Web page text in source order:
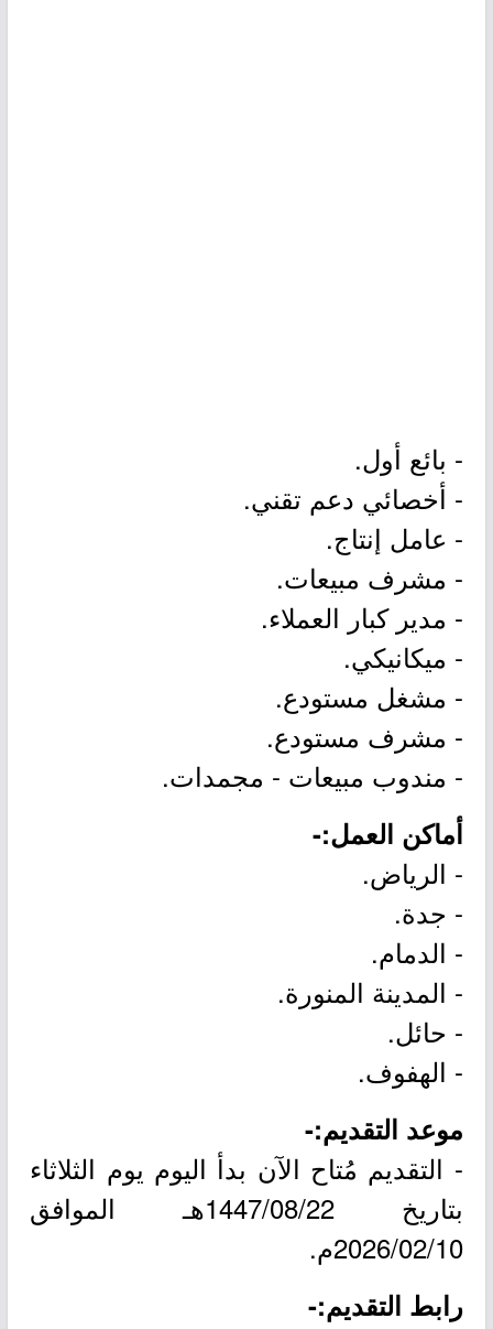
- بائع أول.
- أخصائي دعم تقني.
- عامل إنتاج.
- مشرف مبيعات.
- مدير كبار العملاء.
- ميكانيكي.
- مشغل مستودع.
- مشرف مستودع.
- مندوب مبيعات - مجمدات.
أماكن العمل:-
- الرياض.
- جدة.
- الدمام.
- المدينة المنورة.
- حائل.
- الهفوف.
موعد التقديم:-
- التقديم مُتاح الآن بدأ اليوم يوم الثلاثاء
بتاريخ 1447/08/22هـ الموافق
2026/02/10م.
رابط التقديم:-